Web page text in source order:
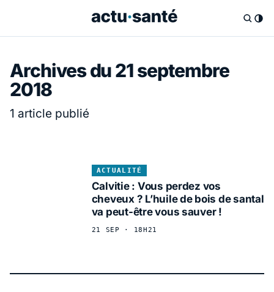
Archives du 21 septembre
2018
1 article publié
ACTUALITÉ
Calvitie : Vous perdez vos
cheveux ? L’huile de bois de santal
va peut-être vous sauver !
21 SEP · 18H21